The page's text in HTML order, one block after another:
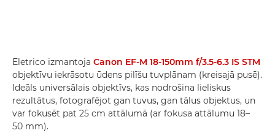
Eletrico izmantoja Canon EF-M 18-150mm f/3.5-6.3 IS STM
objektīvu iekrāsotu ūdens pilīšu tuvplānam (kreisajā pusē).
Ideāls universālais objektīvs, kas nodrošina lieliskus
rezultātus, fotografējot gan tuvus, gan tālus objektus, un
var fokusēt pat 25 cm attālumā (ar fokusa attālumu 18–
50 mm).